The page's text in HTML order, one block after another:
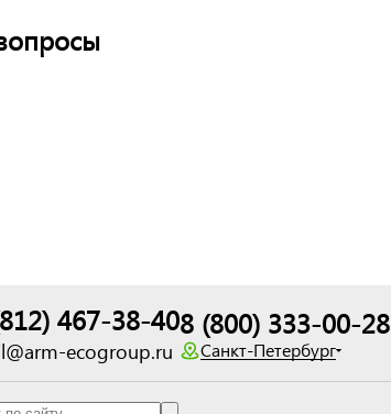
467-38-40
ecogroup.ru
8 (800) 333-00-28
Санкт-Петербург